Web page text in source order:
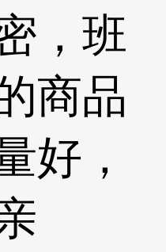
，班
商品
好，